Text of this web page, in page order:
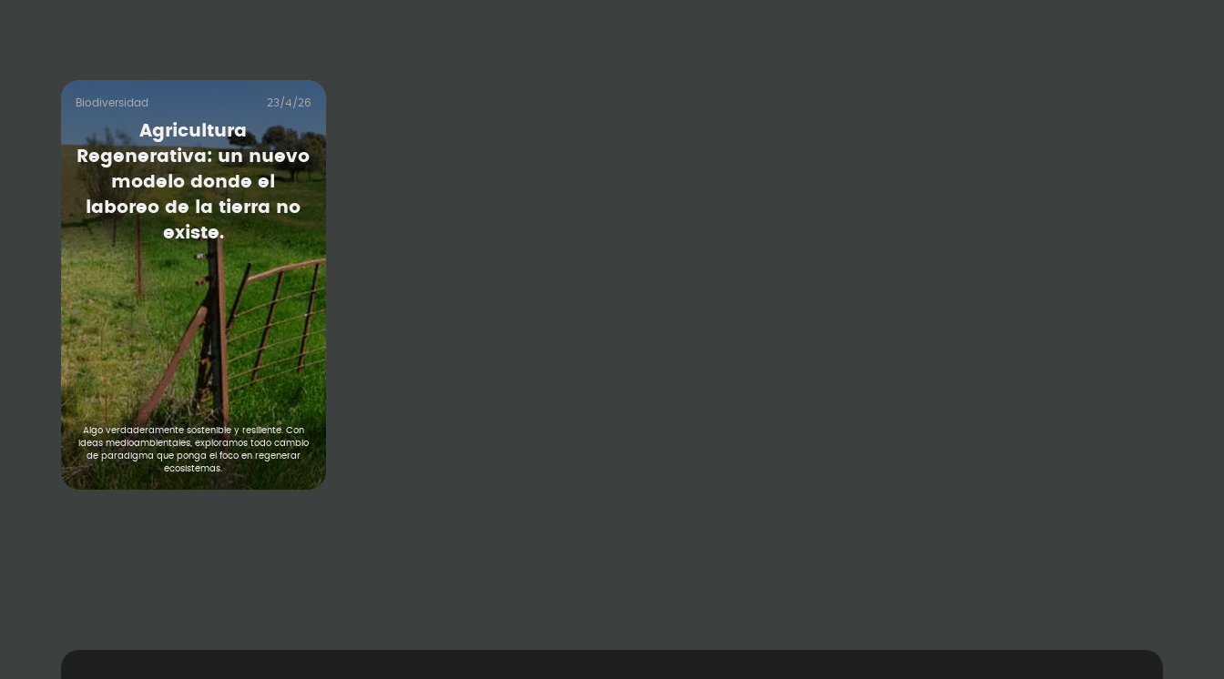
Biodiversidad 23/4/26
Agricultura
Regenerativa: un nuevo
modelo donde el
laboreo de la tierra no
existe.
Algo verdaderamente sostenible y resiliente. Con
ideas medioambientales, exploramos todo cambio
de paradigma que ponga el foco en regenerar
ecosistemas.